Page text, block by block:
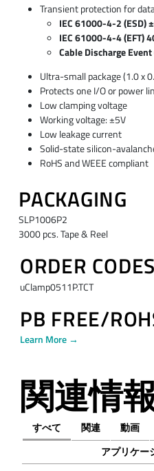
Transient protection for
IEC 61000-4-2 (ESD)
IEC 61000-4-4 (EFT)
Cable Discharge Event
Ultra-small package (1.0 x
Protects one I/O or power
Low clamping voltage
Working voltage: ±5V
Low leakage current
Solid-state silicon-
RoHS and WEEE compliant
PACKAGING
SLP1006P2
3000 pcs. Tape & Reel
ORDER CODES
uClamp0511P.TCT
PB FREE/
Learn More →
関連情
すべて 関連 動画
アプリケー